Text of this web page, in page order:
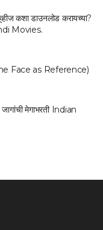
कशा डाउनलोड करायच्या?
Movies.
Face as Reference)
मेगाभरती Indian